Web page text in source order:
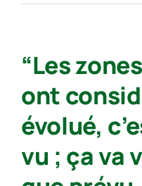
“Les
ont
évolué,
vu ; ça va